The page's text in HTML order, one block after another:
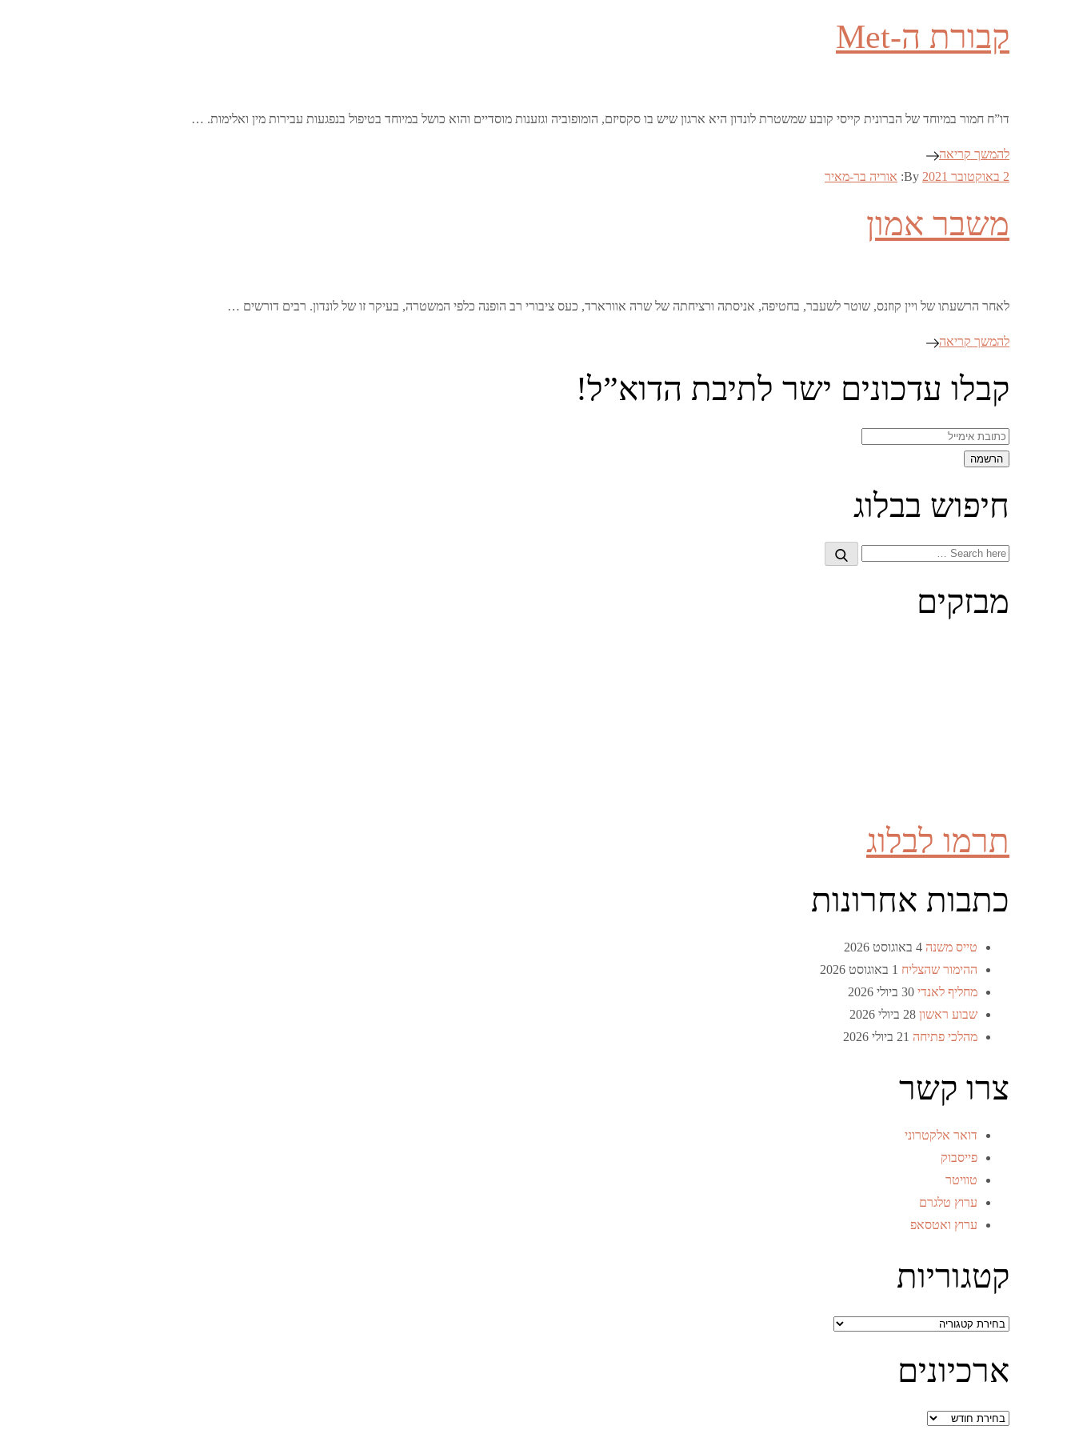
קבורת ה-Met
דו”ח חמור במיוחד של הברונית קייסי קובע שמשטרת לונדון היא ארגון שיש בו סקסיזם, הומופוביה וגזענות מוסדיים והוא כושל במיוחד בטיפול בנפגעות עבירות מין ואלימות. …
להמשך קריאה
Posted
2 באוקטובר 2021 By: אוריה בר-מאיר
משבר אמון
לאחר הרשעתו של ויין קוזנס, שוטר לשעבר, בחטיפה, אניסתה ורציחתה של שרה אוורארד, כעס ציבורי רב הופנה כלפי המשטרה, בעיקר זו של לונדון. רבים דורשים …
להמשך קריאה
קבלו עדכונים ישר לתיבת הדוא”ל!
חיפוש בבלוג
Search
Search
מבזקים
תרמו לבלוג
כתבות אחרונות
טייס משנה 4 באוגוסט 2026
ההימור שהצליח 1 באוגוסט 2026
מחליף לאנדי 30 ביולי 2026
שבוע ראשון 28 ביולי 2026
מהלכי פתיחה 21 ביולי 2026
צרו קשר
דואר אלקטרוני
פייסבוק
טוויטר
ערוץ טלגרם
ערוץ ואטסאפ
קטגוריות
קטגוריות
ארכיונים
ארכיונים